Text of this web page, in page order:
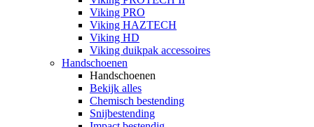
Viking PRO
Viking HAZTECH
Viking HD
Viking duikpak accessoires
Handschoenen
Handschoenen
Bekijk alles
Chemisch bestending
Snijbestending